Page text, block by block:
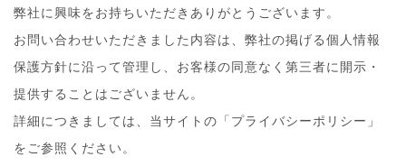
弊社に興味をお持ちいただきありがとうございます。
お問い合わせいただきました内容は、弊社の掲げる個人情報
保護方針に沿って管理し、お客様の同意なく第三者に開示・
提供することはございません。
詳細につきましては、当サイトの「プライバシーポリシー」
をご参照ください。